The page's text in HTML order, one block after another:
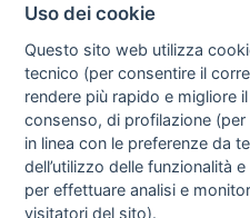
NOTIZIE
GUIDA AGLI ACQUISTI
PROCEDURA DI ACQUISTO
DIRITTO DI RECESSO
SPEDIZIONI E COSTI
Uso dei cookie
Questo sito web utilizza
tecnico (per consentire il
rendere più rapido e migliore
consenso, di profilazione
in linea con le preferenze da
dell’utilizzo delle funzionalità
per effettuare analisi e
visitatori del sito).